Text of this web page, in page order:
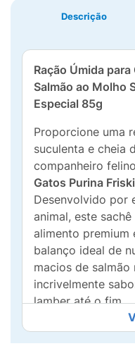
Descrição
Ração Úmida
Salmão ao Molho
Especial 85g
Proporcione uma
suculenta e cheia
companheiro
Gatos Purina
Desenvolvido por
animal, este
alimento premium
balanço ideal de
macios de salmão
incrivelmente
lamber até o fim.
Mais naturalidade
Pensando sempre